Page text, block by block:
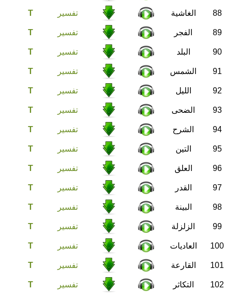
88 الغاشية تفسير T
89 الفجر تفسير T
90 البلد تفسير T
91 الشمس تفسير T
92 الليل تفسير T
93 الضحى تفسير T
94 الشرح تفسير T
95 التين تفسير T
96 العلق تفسير T
97 القدر تفسير T
98 البينة تفسير T
99 الزلزلة تفسير T
100 العاديات تفسير T
101 القارعة تفسير T
102 التكاثر تفسير T